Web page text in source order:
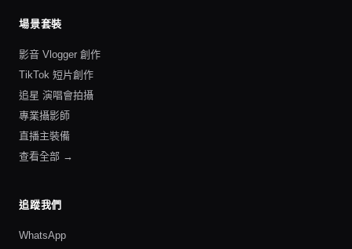
場景套裝
影音 Vlogger 創作
TikTok 短片創作
追星 演唱會拍攝
專業攝影師
直播主裝備
查看全部 →
追蹤我們
WhatsApp